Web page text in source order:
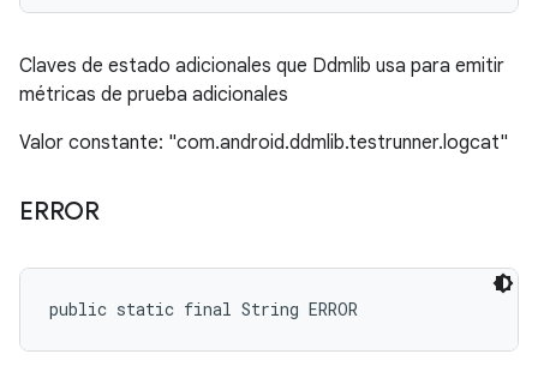
Claves de estado adicionales que Ddmlib usa para emitir
métricas de prueba adicionales
Valor constante: "com.android.ddmlib.testrunner.logcat"
ERROR
public static final String ERROR